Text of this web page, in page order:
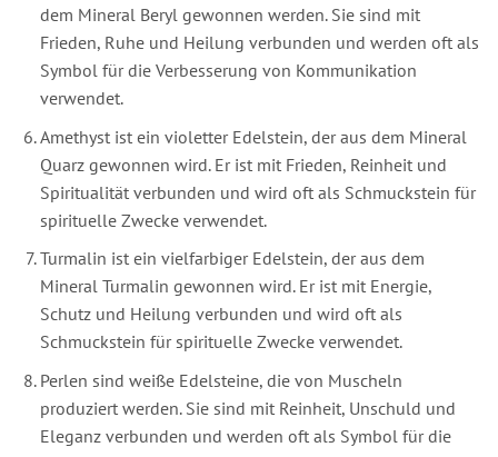
dem Mineral Beryl gewonnen werden. Sie sind mit
Frieden, Ruhe und Heilung verbunden und werden oft als
Symbol für die Verbesserung von Kommunikation
verwendet.
Amethyst ist ein violetter Edelstein, der aus dem Mineral
Quarz gewonnen wird. Er ist mit Frieden, Reinheit und
Spiritualität verbunden und wird oft als Schmuckstein für
spirituelle Zwecke verwendet.
Turmalin ist ein vielfarbiger Edelstein, der aus dem
Mineral Turmalin gewonnen wird. Er ist mit Energie,
Schutz und Heilung verbunden und wird oft als
Schmuckstein für spirituelle Zwecke verwendet.
Perlen sind weiße Edelsteine, die von Muscheln
produziert werden. Sie sind mit Reinheit, Unschuld und
Eleganz verbunden und werden oft als Symbol für die